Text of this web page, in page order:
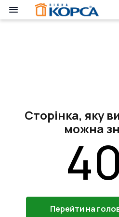
Сторінка, яку
можна
Перейти на